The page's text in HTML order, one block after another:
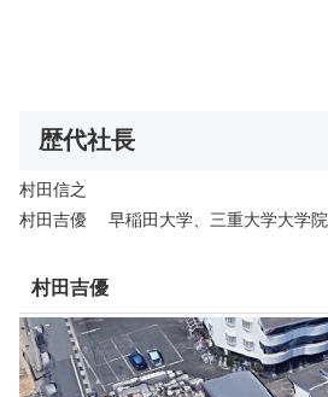
歴代社長
村田信之
村田吉優 早稲田大学、三重大学大学院
村田吉優